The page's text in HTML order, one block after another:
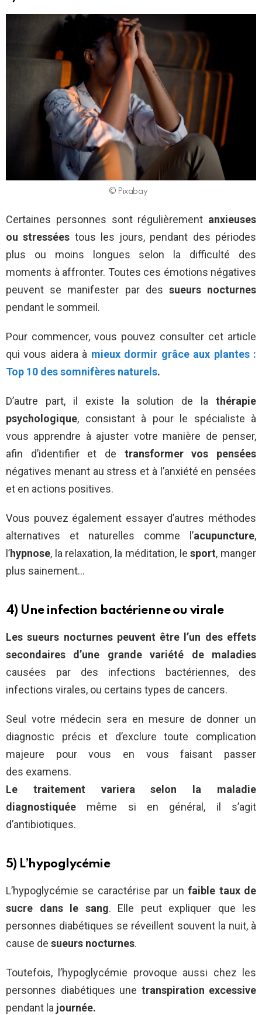
© Pixabay
Certaines personnes sont régulièrement anxieuses
ou stressées tous les jours, pendant des périodes
plus ou moins longues selon la difficulté des
moments à affronter. Toutes ces émotions négatives
peuvent se manifester par des sueurs nocturnes
pendant le sommeil.
Pour commencer, vous pouvez consulter cet article
qui vous aidera à mieux dormir grâce aux plantes :
Top 10 des somnifères naturels.
D’autre part, il existe la solution de la thérapie
psychologique, consistant à pour le spécialiste à
vous apprendre à ajuster votre manière de penser,
afin d’identifier et de transformer vos pensées
négatives menant au stress et à l’anxiété en pensées
et en actions positives.
Vous pouvez également essayer d’autres méthodes
alternatives et naturelles comme l’acupuncture,
l’hypnose, la relaxation, la méditation, lesport, manger
plus sainement…
4) Une infection bactérienne ou virale
Les sueurs nocturnes peuvent être l’un des effets
secondaires d’une grande variété de maladies
causées par des infections bactériennes, des
infections virales, ou certains types de cancers.
Seul votre médecin sera en mesure de donner un
diagnostic précis et d’exclure toute complication
majeure pour vous en vous faisant passer
des examens.
Le traitement variera selon la maladie
diagnostiquée même si en général, il s’agit
d’antibiotiques.
5) L’hypoglycémie
L’hypoglycémie se caractérise par un faible taux de
sucre dans le sang. Elle peut expliquer que les
personnes diabétiques se réveillent souvent la nuit, à
cause de sueurs nocturnes.
Toutefois, l’hypoglycémie provoque aussi chez les
personnes diabétiques une transpiration excessive
pendant la journée.